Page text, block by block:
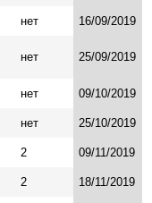
нет 16/09/2019
нет 25/09/2019
нет 09/10/2019
нет 25/10/2019
2 09/11/2019
2 18/11/2019